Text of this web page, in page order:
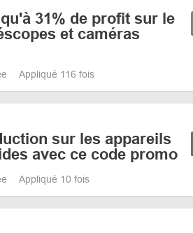
31% de profit sur le
et caméras
Appliqué 116 fois
sur les appareils
avec ce code promo
Appliqué 10 fois